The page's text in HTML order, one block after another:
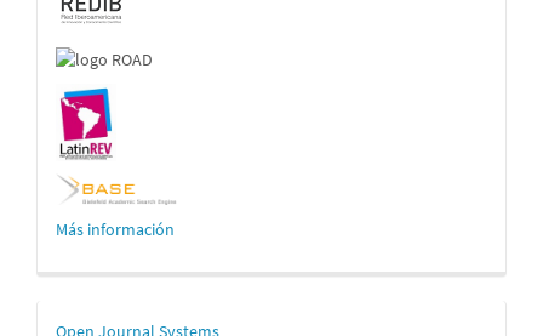
Más información
Desarrollado
Open Journal Systems